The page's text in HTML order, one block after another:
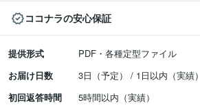
ココナラの安心保証
提供形式
PDF・各種定型ファイル
お届け日数
3日（予定） / 1日以内（実績）
初回返答時間
5時間以内（実績）